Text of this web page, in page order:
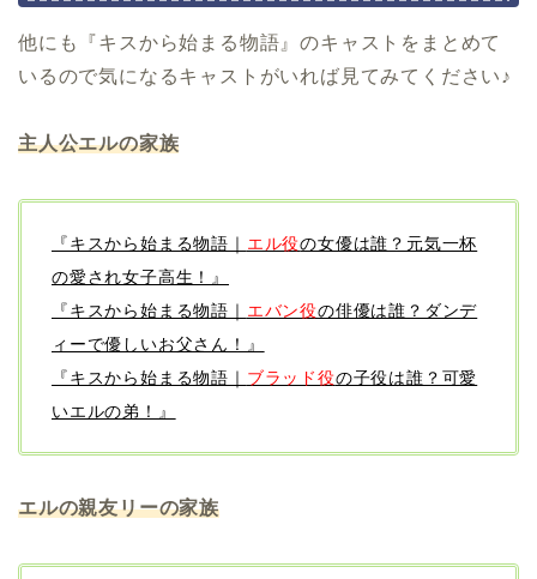
他にも『キスから始まる物語』のキャストをまとめて
いるので気になるキャストがいれば見てみてください♪
主人公エルの家族
『キスから始まる物語｜ エル役の女優は誰？元気一杯
の愛され女子高生！』
『キスから始まる物語｜ エバン役の俳優は誰？ダンデ
ィーで優しいお父さん！』
『キスから始まる物語｜ ブラッド役の子役は誰？可愛
いエルの弟！』
エルの親友リーの家族